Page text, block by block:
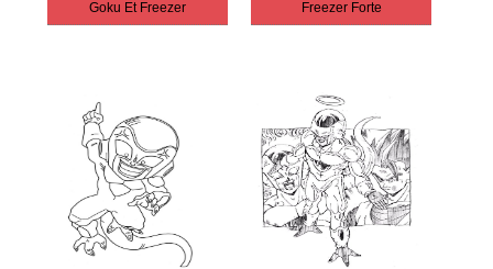
Goku Et Freezer Freezer Forte